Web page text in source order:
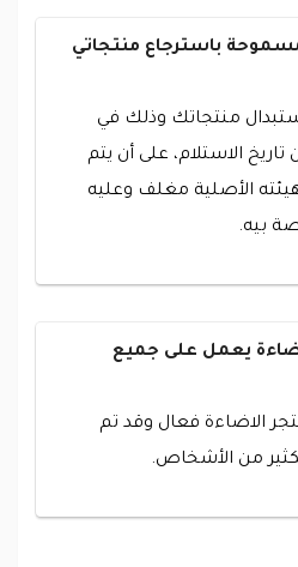
باسترجاع منتجاتي
منتجاتك وذلك في
من تاريخ الاستلام، على أن يتم
الأصلية مغلف وعليه
بيه.
يعمل على جميع
الاضاءة فعال وقد تم
من الأشخاص.